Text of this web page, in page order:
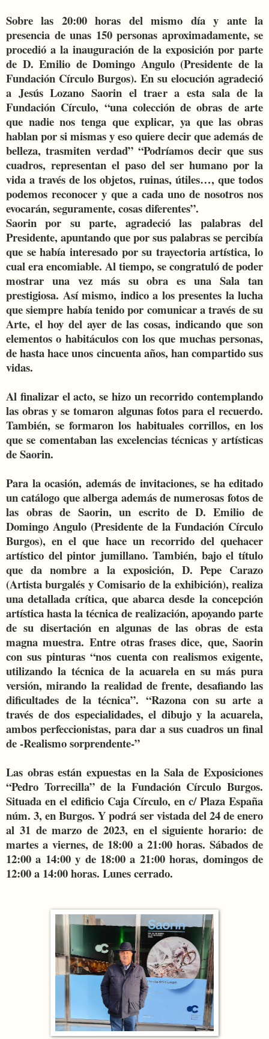
Sobre las 20:00 horas del mismo día y ante la
presencia de unas 150 personas aproximadamente, se
procedió a la inauguración de la exposición por parte
de D. Emilio de Domingo Angulo (Presidente de la
Fundación Círculo Burgos). En su elocución agradeció
a Jesús Lozano Saorin el traer a esta sala de la
Fundación Círculo, “una colección de obras de arte
que nadie nos tenga que explicar, ya que las obras
hablan por si mismas y eso quiere decir que además de
belleza, trasmiten verdad” “Podríamos decir que sus
cuadros, representan el paso del ser humano por la
vida a través de los objetos, ruinas, útiles…, que todos
podemos reconocer y que a cada uno de nosotros nos
evocarán, seguramente, cosas diferentes”.
Saorin por su parte, agradeció las palabras del
Presidente, apuntando que por sus palabras se percibía
que se había interesado por su trayectoria artística, lo
cual era encomiable. Al tiempo, se congratuló de poder
mostrar una vez más su obra es una Sala tan
prestigiosa. Así mismo, indico a los presentes la lucha
que siempre había tenido por comunicar a través de su
Arte, el hoy del ayer de las cosas, indicando que son
elementos o habitáculos con los que muchas personas,
de hasta hace unos cincuenta años, han compartido sus
vidas.
Al finalizar el acto, se hizo un recorrido contemplando
las obras y se tomaron algunas fotos para el recuerdo.
También, se formaron los habituales corrillos, en los
que se comentaban las excelencias técnicas y artísticas
de Saorin.
Para la ocasión, además de invitaciones, se ha editado
un catálogo que alberga además de numerosas fotos de
las obras de Saorin, un escrito de D. Emilio de
Domingo Angulo (Presidente de la Fundación Círculo
Burgos), en el que hace un recorrido del quehacer
artístico del pintor jumillano. También, bajo el título
que da nombre a la exposición, D. Pepe Carazo
(Artista burgalés y Comisario de la exhibición), realiza
una detallada crítica, que abarca desde la concepción
artística hasta la técnica de realización, apoyando parte
de su disertación en algunas de las obras de esta
magna muestra. Entre otras frases dice, que, Saorin
con sus pinturas “nos cuenta con realismos exigente,
utilizando la técnica de la acuarela en su más pura
versión, mirando la realidad de frente, desafiando las
dificultades de la técnica”. “Razona con su arte a
través de dos especialidades, el dibujo y la acuarela,
ambos perfeccionistas, para dar a sus cuadros un final
de -Realismo sorprendente-”
Las obras están expuestas en la Sala de Exposiciones
“Pedro Torrecilla” de la Fundación Círculo Burgos.
Situada en el edificio Caja Círculo, en c/ Plaza España
núm. 3, en Burgos. Y podrá ser vistada del 24 de enero
al 31 de marzo de 2023, en el siguiente horario: de
martes a viernes, de 18:00 a 21:00 horas. Sábados de
12:00 a 14:00 y de 18:00 a 21:00 horas, domingos de
12:00 a 14:00 horas. Lunes cerrado.